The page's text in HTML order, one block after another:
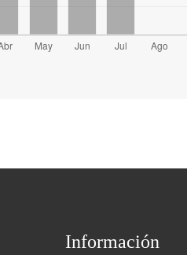
Información